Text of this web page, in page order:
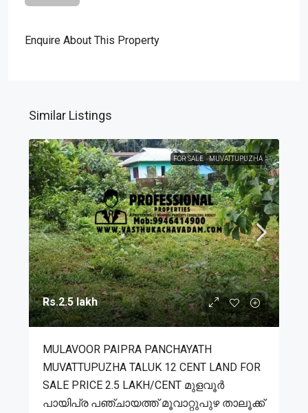
Enquire About This Property
Similar Listings
FOR SALE MUVATTUPUZHA
Rs.2.5 lakh
MULAVOOR PAIPRA PANCHAYATH
MUVATTUPUZHA TALUK 12 CENT LAND FOR
SALE PRICE 2.5 LAKH/CENT മുളവൂർ
പായിപ്ര പഞ്ചായത്ത് മൂവാറ്റുപുഴ താലൂക്ക്